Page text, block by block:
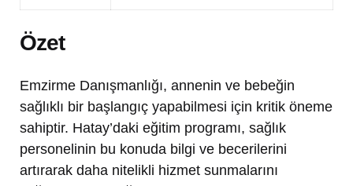
Özet
Emzirme Danışmanlığı, annenin ve bebeğin
sağlıklı bir başlangıç yapabilmesi için kritik öneme
sahiptir. Hatay’daki eğitim programı, sağlık
personelinin bu konuda bilgi ve becerilerini
artırarak daha nitelikli hizmet sunmalarını